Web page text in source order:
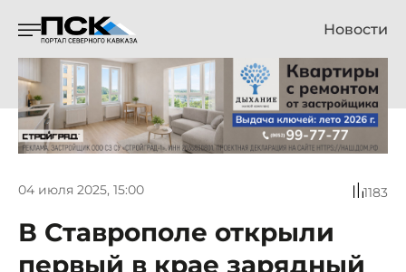
Новости
04 июля 2025, 15:00 1183
В Ставрополе открыли
первый в крае зарядный